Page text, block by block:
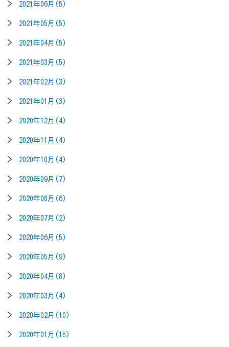
2021年06月(5)
2021年05月(5)
2021年04月(5)
2021年03月(5)
2021年02月(3)
2021年01月(3)
2020年12月(4)
2020年11月(4)
2020年10月(4)
2020年09月(7)
2020年08月(6)
2020年07月(2)
2020年06月(5)
2020年05月(9)
2020年04月(8)
2020年03月(4)
2020年02月(10)
2020年01月(15)